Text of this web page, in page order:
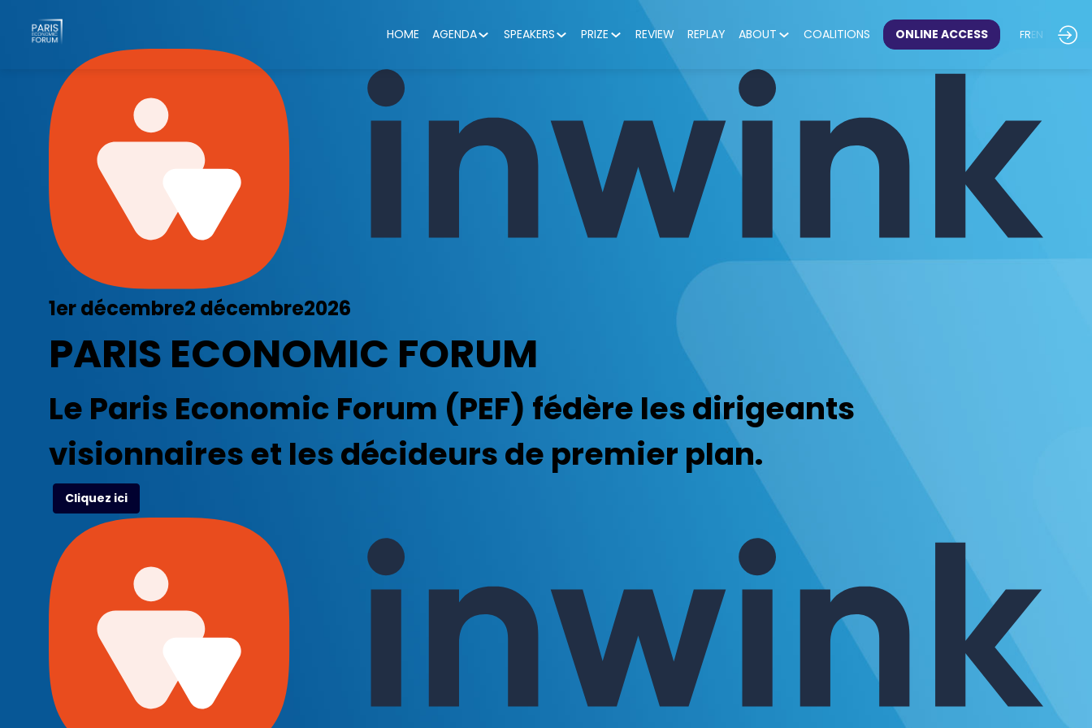
HOME AGENDA SPEAKERS PRIZE REVIEW REPLAY ABOUT COALITIONS ONLINE ACCESS FREN
1er décembre2 décembre2026
PARIS ECONOMIC FORUM
Le Paris Economic Forum (PEF) fédère les dirigeants
visionnaires et les décideurs de premier plan.
Cliquez ici